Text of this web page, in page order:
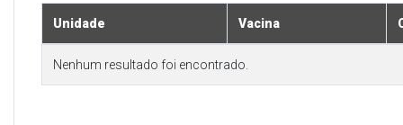
Unidade Vacina
Nenhum resultado foi encontrado.